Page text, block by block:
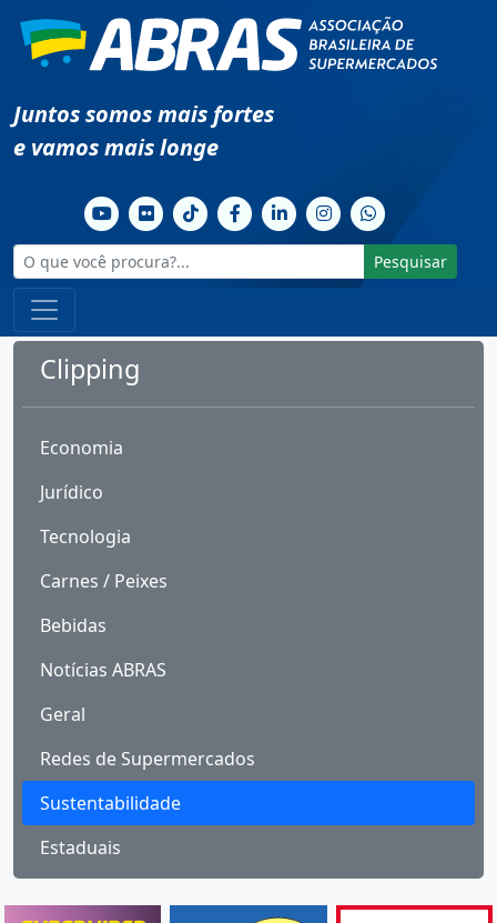
Juntos somos mais fortes
e vamos mais longe
Pesquisar
Clipping
Economia
Jurídico
Tecnologia
Carnes / Peixes
Bebidas
Notícias ABRAS
Geral
Redes de Supermercados
Sustentabilidade
Estaduais